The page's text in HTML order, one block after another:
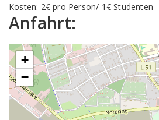
Kosten: 2€ pro Person/ 1€ Studenten
Anfahrt:
+
−